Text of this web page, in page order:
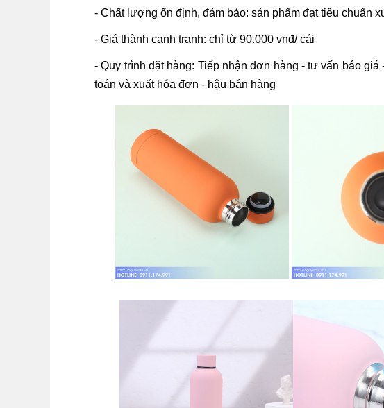
- Chất lượng ổn định, đảm bảo: sản phẩm đạt tiêu chuẩn
- Giá thành cạnh tranh: chỉ từ 90.000 vnđ/ cái
- Quy trình đặt hàng: Tiếp nhận đơn hàng - tư vấn báo
toán và xuất hóa đơn - hậu bán hàng